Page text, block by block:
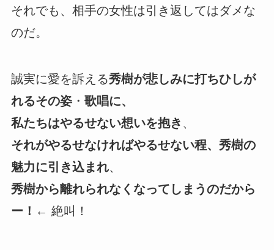
それでも、相手の女性は引き返してはダメな
のだ。
誠実に愛を訴える秀樹が悲しみに打ちひしが
れるその姿・ 歌唱に、
私たちはやるせない想いを抱き 、
それがやるせなければやるせない程、秀樹の
魅力に引き込まれ、
秀樹から離れられなくなってしまうのだから
ー！ ← 絶叫！